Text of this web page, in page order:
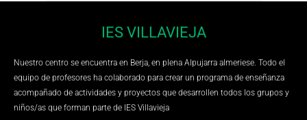
IES VILLAVIEJA
Nuestro centro se encuentra en Berja, en plena Alpujarra almeriese. Todo el
equipo de profesores ha colaborado para crear un programa de enseñanza
acompañado de actividades y proyectos que desarrollen todos los grupos y
niños/as que forman parte de IES Villavieja